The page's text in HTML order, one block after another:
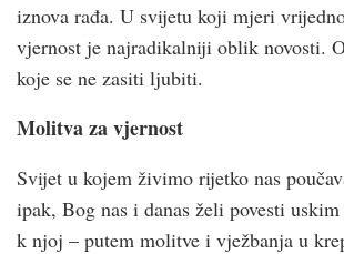
iznova rađa. U svijetu koji mjeri
vjernost je najradikalniji oblik novosti.
koje se ne zasiti ljubiti.
Molitva za vjernost
Svijet u kojem živimo rijetko nas
ipak, Bog nas i danas želi povesti
k njoj – putem molitve i vježbanja u